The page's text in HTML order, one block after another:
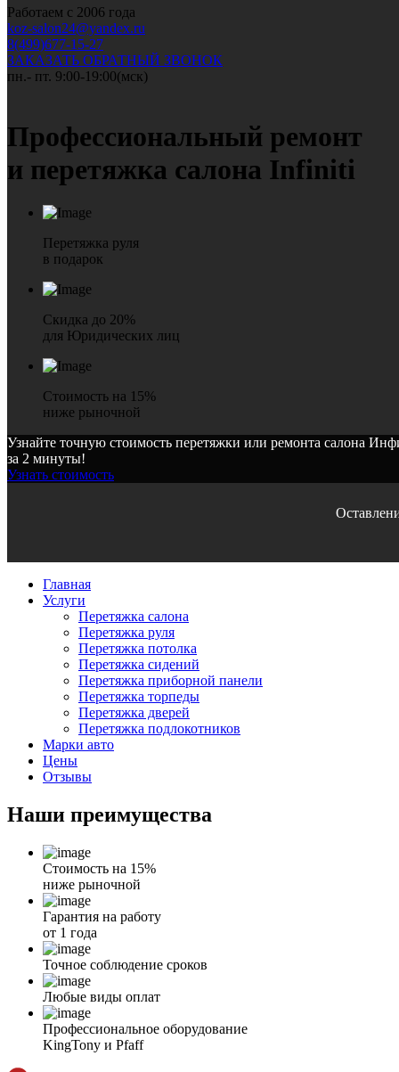
Работаем с 2006 года
koz-salon24@yandex.ru
8(499)677-15-27
ЗАКАЗАТЬ ОБРАТНЫЙ ЗВОНОК
пн.- пт. 9:00-19:00(мск)
Профессиональный ремонт
и перетяжка салона Infiniti
Перетяжка руля
в подарок
Скидка до 20%
для Юридических лиц
Стоимость на 15%
ниже рыночной
Узнайте точную стоимость перетяжки или ремонта салона
за 2 минуты!
Узнать стоимость
Главная
Услуги
Перетяжка салона
Перетяжка руля
Перетяжка потолка
Перетяжка сидений
Перетяжка приборной панели
Перетяжка торпеды
Перетяжка дверей
Перетяжка подлокотников
Марки авто
Цены
Отзывы
Наши преимущества
Стоимость на 15%
ниже рыночной
Гарантия на работу
от 1 года
Точное соблюдение сроков
Любые виды оплат
Профессиональное оборудование
KingTony и Pfaff